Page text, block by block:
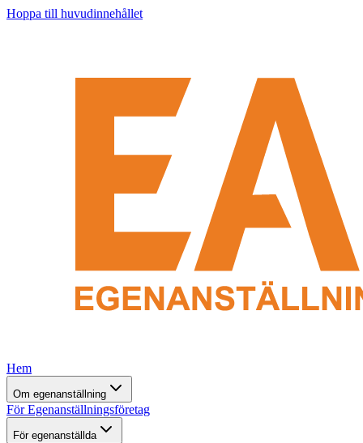
Hoppa till huvudinnehållet
Hem
Om egenanställning
För Egenanställningsföretag
För egenanställda